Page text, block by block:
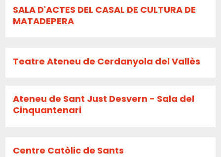
SALA D'ACTES DEL CASAL DE CULTURA DE
MATADEPERA
Teatre Ateneu de Cerdanyola del Vallès
Ateneu de Sant Just Desvern - Sala del
Cinquantenari
Centre Catòlic de Sants